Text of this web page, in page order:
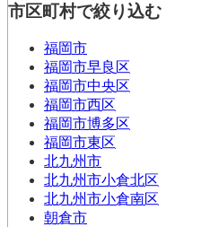
市区町村で絞り込む
福岡市
福岡市早良区
福岡市中央区
福岡市西区
福岡市博多区
福岡市東区
北九州市
北九州市小倉北区
北九州市小倉南区
朝倉市